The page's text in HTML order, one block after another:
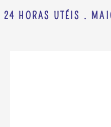
HORAS UTÉIS .